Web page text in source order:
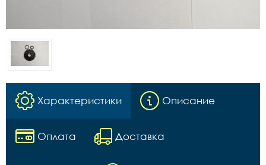
Характеристики Описание
Оплата Доставка